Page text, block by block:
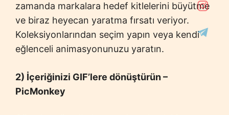
zamanda markalara hedef kitlelerini büyütme
ve biraz heyecan yaratma fırsatı veriyor.
Koleksiyonlarından seçim yapın veya kendi
eğlenceli animasyonunuzu yaratın.
2) İçeriğinizi GIF’lere dönüştürün –
PicMonkey